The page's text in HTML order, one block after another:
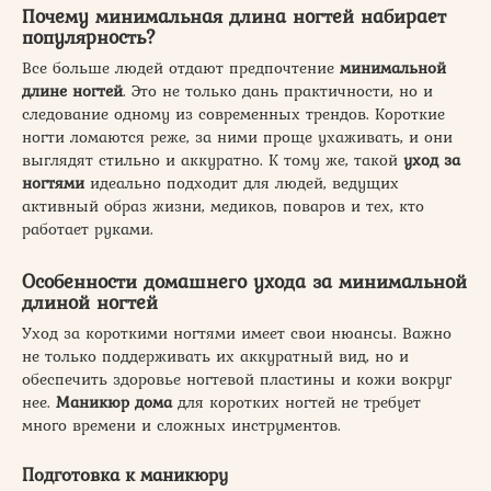
Почему минимальная длина ногтей набирает
популярность?
Все больше людей отдают предпочтение минимальной
длине ногтей. Это не только дань практичности, но и
следование одному из современных трендов. Короткие
ногти ломаются реже, за ними проще ухаживать, и они
выглядят стильно и аккуратно. К тому же, такой уход за
ногтямиидеально подходит для людей, ведущих
активный образ жизни, медиков, поваров и тех, кто
работает руками.
Особенности домашнего ухода за минимальной
длиной ногтей
Уход за короткими ногтями имеет свои нюансы. Важно
не только поддерживать их аккуратный вид, но и
обеспечить здоровье ногтевой пластины и кожи вокруг
нее. Маникюр домадля коротких ногтей не требует
много времени и сложных инструментов.
Подготовка к маникюру